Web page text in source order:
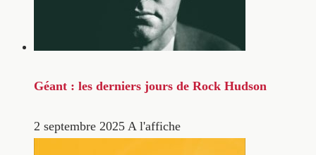
Géant : les derniers jours de Rock Hudson
2 septembre 2025 A l'affiche